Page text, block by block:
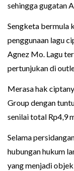
sehingga gugatan
Sengketa bermula
penggunaan lagu
Agnez Mo. Lagu
pertunjukan di
Merasa hak
Group dengan
senilai total Rp4,9
Selama
hubungan hukum
yang menjadi